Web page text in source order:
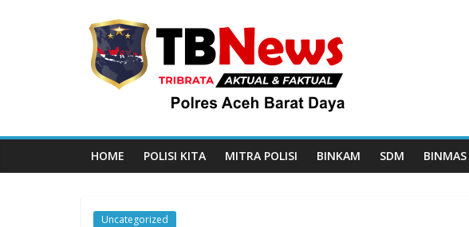
HOME POLISI KITA MITRA POLISI BINKAM SDM BINMAS
Uncategorized